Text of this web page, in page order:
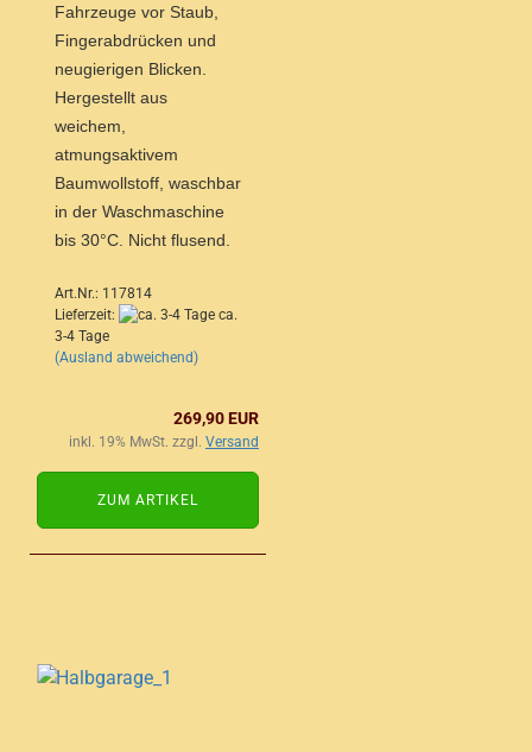
Fahrzeuge vor Staub,
Fingerabdrücken und
neugierigen Blicken.
Hergestellt aus
weichem,
atmungsaktivem
Baumwollstoff, waschbar
in der Waschmaschine
bis 30°C. Nicht flusend.
Art.Nr.: 117814
Lieferzeit:
ca.
3-4 Tage
(Ausland abweichend)
269,90 EUR
inkl. 19% MwSt. zzgl. Versand
ZUM ARTIKEL